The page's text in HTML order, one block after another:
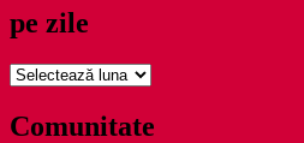
pe zile
pe
Comunitate